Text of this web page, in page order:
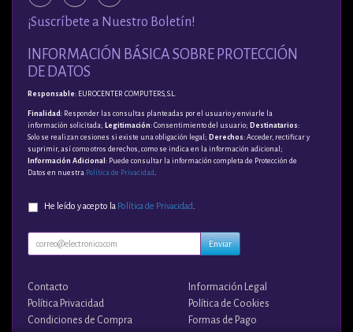
¡Suscríbete a Nuestro Boletín!
INFORMACIÓN BÁSICA SOBRE PROTECCIÓN
DE DATOS
Responsable: EUROCENTER COMPUTERS, S.L.
Finalidad : Responder las consultas planteadas por el usuario y enviarle la
información solicitada; Legitimación: Consentimiento del usuario; Destinatarios:
Solo se realizan cesiones si existe una obligación legal; Derechos: Acceder, rectificar y
suprimir, así como otros derechos, como se indica en la información adicional;
Información Adicional : Puede consultar la información completa de Protección de
Datos en nuestra Política de Privacidad
He leído y acepto la Política de Privacidad.
Enviar
Contacto
Información Legal
Política Privacidad
Política de Cookies
Condiciones de Compra
Formas de Pago